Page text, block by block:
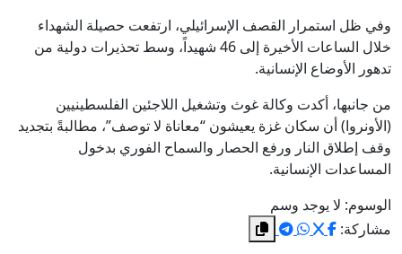
وفي ظل استمرار القصف الإسرائيلي، ارتفعت حصيلة الشهداء
خلال الساعات الأخيرة إلى 46 شهيداً، وسط تحذيرات دولية من
تدهور الأوضاع الإنسانية.
من جانبها، أكدت وكالة غوث وتشغيل اللاجئين الفلسطينيين
(الأونروا) أن سكان غزة يعيشون “معاناة لا توصف”، مطالبةً بتجديد
وقف إطلاق النار ورفع الحصار والسماح الفوري بدخول
المساعدات الإنسانية.
الوسوم: لا يوجد وسم
مشاركة: